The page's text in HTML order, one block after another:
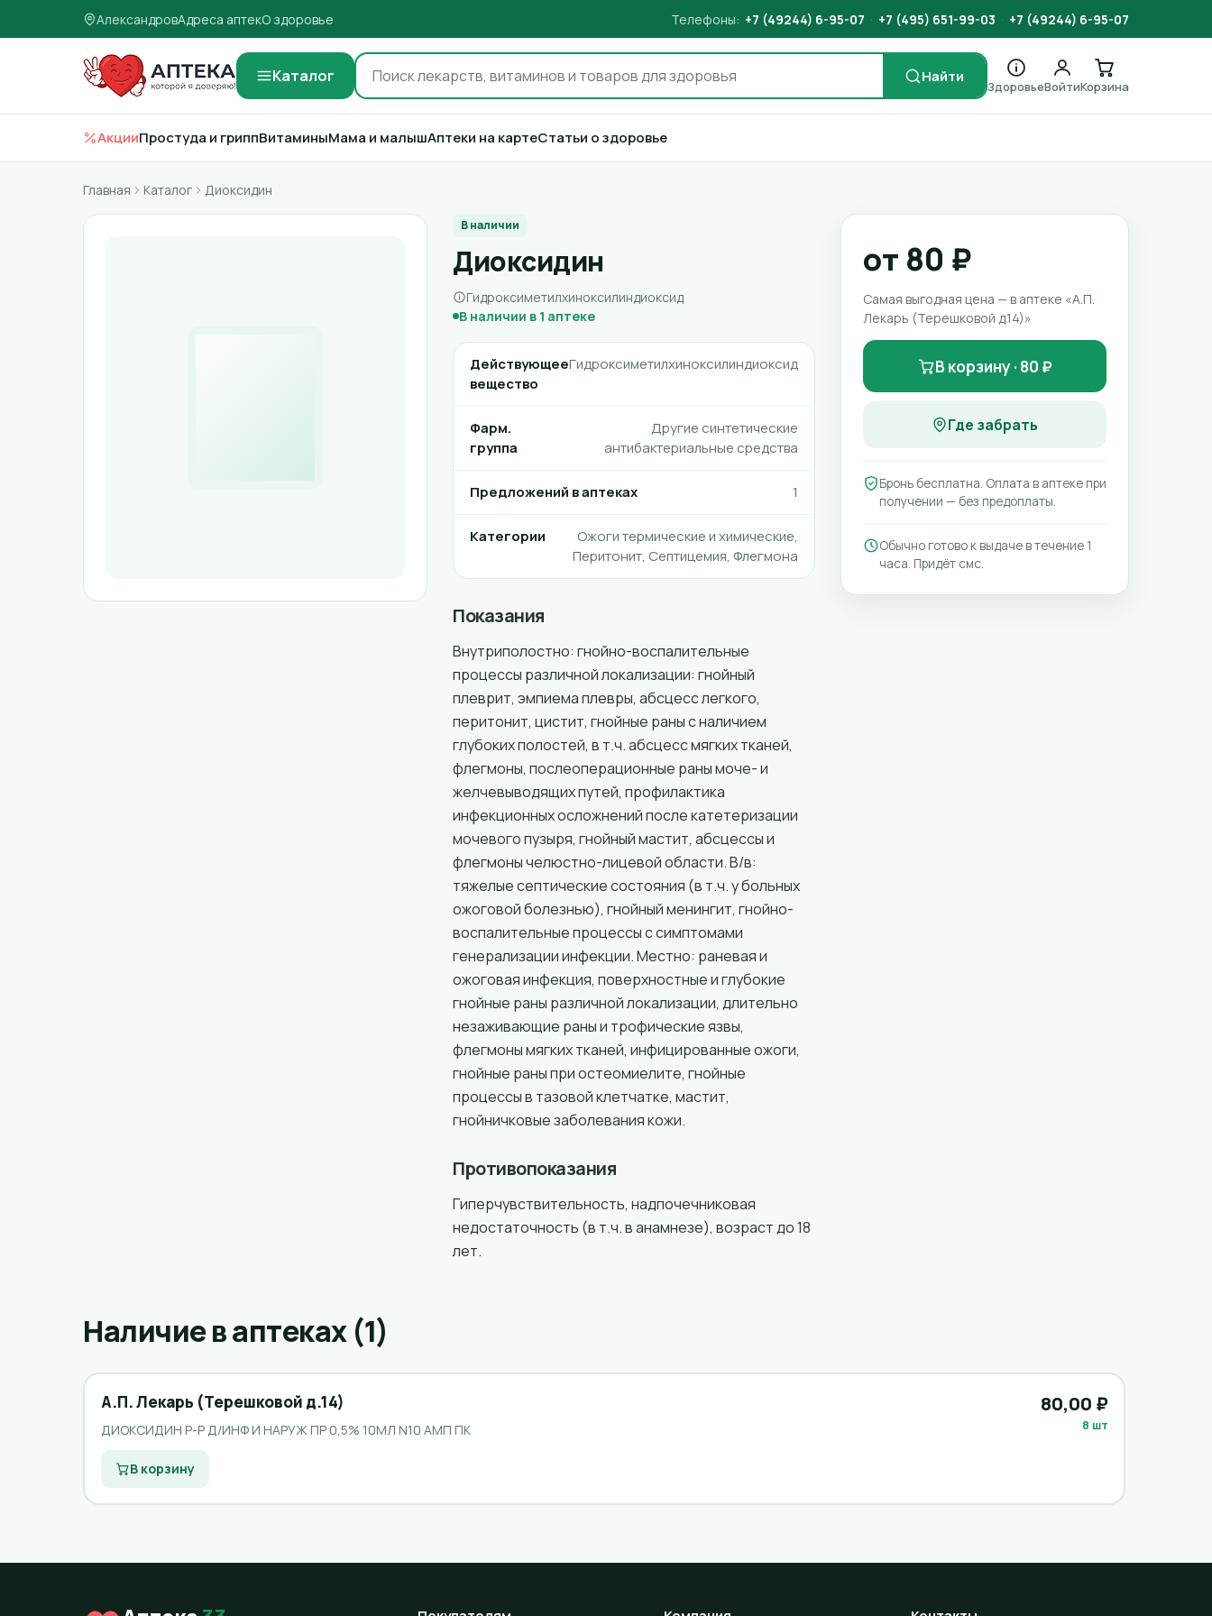
АлександровАдреса аптекО здоровье Телефоны: +7 (49244) 6-95-07 · +7 (495) 651-99-03 · +7 (49244) 6-95-07
Каталог Найти
ЗдоровьеВойтиКорзина
АкцииПростуда и гриппВитаминыМама и малышАптеки на картеСтатьи о здоровье
Главная Каталог Диоксидин
В наличии
Диоксидин
Гидроксиметилхиноксилиндиоксид
В наличии в 1 аптеке
Действующее
вещество
Гидроксиметилхиноксилиндиоксид
Фарм.
группа
Другие синтетические
антибактериальные средства
Предложений в аптеках 1
Категории
Ожоги термические и химические,
Перитонит, Септицемия, Флегмона
Показания
Внутриполостно: гнойно-воспалительные
процессы различной локализации: гнойный
плеврит, эмпиема плевры, абсцесс легкого,
перитонит, цистит, гнойные раны с наличием
глубоких полостей, в т.ч. абсцесс мягких тканей,
флегмоны, послеоперационные раны моче- и
желчевыводящих путей, профилактика
инфекционных осложнений после катетеризации
мочевого пузыря, гнойный мастит, абсцессы и
флегмоны челюстно-лицевой области. В/в:
тяжелые септические состояния (в т.ч. у больных
ожоговой болезнью), гнойный менингит, гнойно-
воспалительные процессы с симптомами
генерализации инфекции. Местно: раневая и
ожоговая инфекция, поверхностные и глубокие
гнойные раны различной локализации, длительно
незаживающие раны и трофические язвы,
флегмоны мягких тканей, инфицированные ожоги,
гнойные раны при остеомиелите, гнойные
процессы в тазовой клетчатке, мастит,
гнойничковые заболевания кожи.
Противопоказания
Гиперчувствительность, надпочечниковая
недостаточность (в т.ч. в анамнезе), возраст до 18
лет.
от 80 ₽
Самая выгодная цена — в аптеке «А.П.
Лекарь (Терешковой д.14)»
В корзину · 80 ₽
Где забрать
Бронь бесплатна. Оплата в аптеке при
получении — без предоплаты.
Обычно готово к выдаче в течение 1
часа. Придёт смс.
Наличие в аптеках (1)
А.П. Лекарь (Терешковой д.14)
ДИОКСИДИН Р-Р Д/ИНФ И НАРУЖ ПР 0,5% 10МЛ N10 АМП ПК
80,00 ₽
8 шт
В корзину